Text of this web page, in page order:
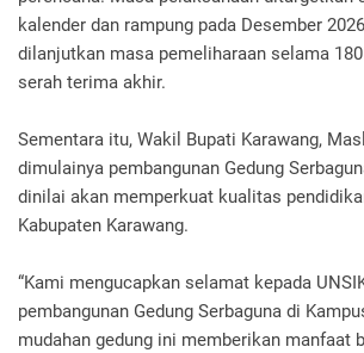
kalender dan rampung pada Desember
dilanjutkan masa pemeliharaan selama
serah terima akhir.
Sementara itu, Wakil Bupati Karawang,
dimulainya pembangunan Gedung
dinilai akan memperkuat kualitas
Kabupaten Karawang.
“Kami mengucapkan selamat kepada
pembangunan Gedung Serbaguna di
mudahan gedung ini memberikan manfaat